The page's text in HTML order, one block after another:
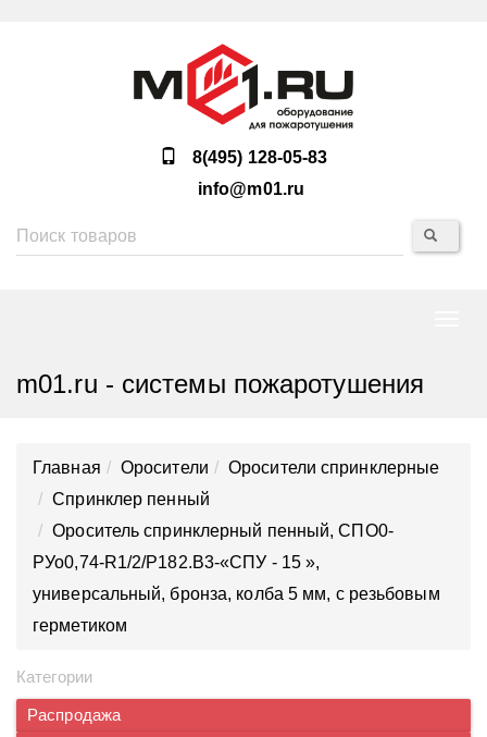
8(495) 128-05-83
info@m01.ru
m01.ru - системы пожаротушения
Главная Оросители
Оросители спринклерные
Спринклер пенный
Ороситель спринклерный пенный, CПO0-
PУо0,74-R1/2/P182.B3-«СПУ - 15 »,
универсальный, бронза, колба 5 мм, с резьбовым
герметиком
Категории
Распродажа